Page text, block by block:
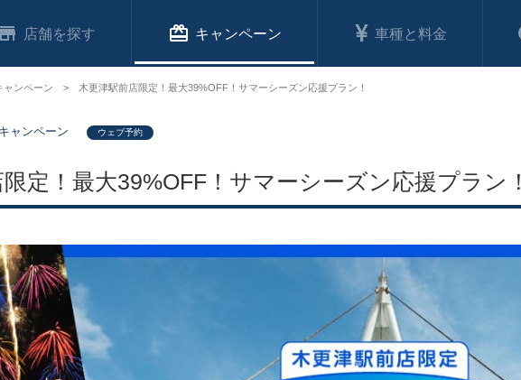
店舗 キャンペーン 車種と料金
ャンペーン ウェブ予約
定！最大39%OFF！サマーシーズン応援プラン！
ャンペーン 木更津駅前店限定！最大39%OFF！サマーシーズン応援プラン！